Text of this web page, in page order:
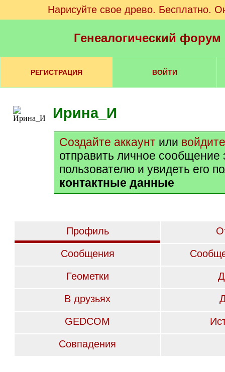
Нарисуйте свое древо. Бесплатно.
Генеалогический
РЕГИСТРАЦИЯ ВОЙТИ
Ирина_И
Создайте аккаунт или войдите
отправить личное сообщение
пользователю и увидеть его
контактные данные
Профиль
Сообщения
Геометки
В друзьях
GEDCOM
Совпадения